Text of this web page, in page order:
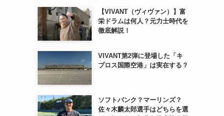
【VIVANT（ヴィヴァン）】富
栄ドラムは何人？元力士時代を
徹底解説！
VIVANT第2弾に登場した「キ
プロス国際空港」は実在する？
ソフトバンク？マーリンズ？
佐々木麟太郎選手はどちらを選